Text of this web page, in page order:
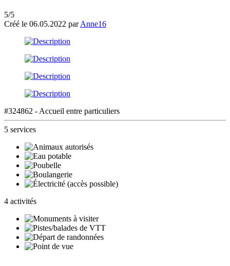
5/5
Créé le 06.05.2022 parAnne16
#324862 - Accueil entre particuliers
5 services
4 activités